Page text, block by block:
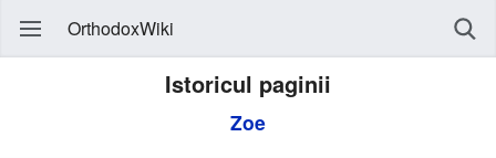
OrthodoxWiki
Istoricul paginii
Zoe